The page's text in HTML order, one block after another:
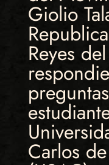
Giolio
Reyes
Carlos